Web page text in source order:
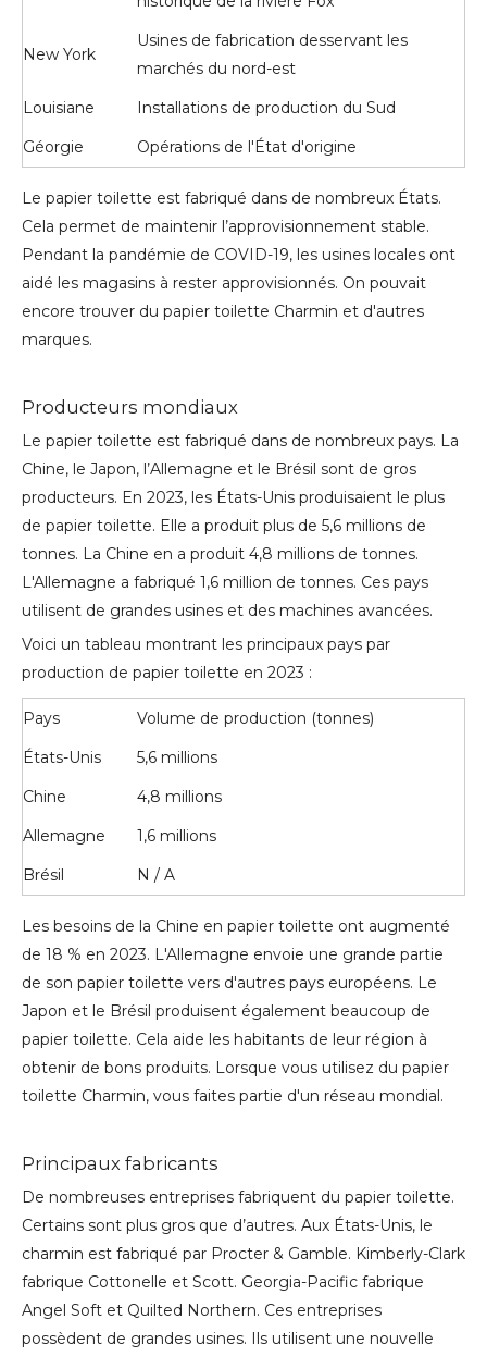
New York
Usines de fabrication desservant les
marchés du nord-est
Louisiane
Installations de production du Sud
Géorgie
Opérations de l'État d'origine
Le papier toilette est fabriqué dans de nombreux États.
Cela permet de maintenir l’approvisionnement stable.
Pendant la pandémie de COVID-19, les usines locales ont
aidé les magasins à rester approvisionnés. On pouvait
encore trouver du papier toilette Charmin et d'autres
marques.
Producteurs mondiaux
Le papier toilette est fabriqué dans de nombreux pays. La
Chine, le Japon, l’Allemagne et le Brésil sont de gros
producteurs. En 2023, les États-Unis produisaient le plus
de papier toilette. Elle a produit plus de 5,6 millions de
tonnes. La Chine en a produit 4,8 millions de tonnes.
L'Allemagne a fabriqué 1,6 million de tonnes. Ces pays
utilisent de grandes usines et des machines avancées.
Voici un tableau montrant les principaux pays par
production de papier toilette en 2023 :
Pays
Volume de production (tonnes)
États-Unis
5,6 millions
Chine
4,8 millions
Allemagne
1,6 millions
Brésil
N / A
Les besoins de la Chine en papier toilette ont augmenté
de 18 % en 2023. L'Allemagne envoie une grande partie
de son papier toilette vers d'autres pays européens. Le
Japon et le Brésil produisent également beaucoup de
papier toilette. Cela aide les habitants de leur région à
obtenir de bons produits. Lorsque vous utilisez du papier
toilette Charmin, vous faites partie d'un réseau mondial.
Principaux fabricants
De nombreuses entreprises fabriquent du papier toilette.
Certains sont plus gros que d’autres. Aux États-Unis, le
charmin est fabriqué par Procter & Gamble. Kimberly-Clark
fabrique Cottonelle et Scott. Georgia-Pacific fabrique
Angel Soft et Quilted Northern. Ces entreprises
possèdent de grandes usines. Ils utilisent une nouvelle